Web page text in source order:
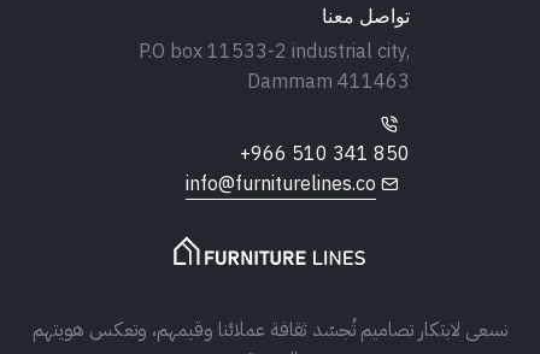
نسعى لابتكار تصاميم تُجسّد ثقافة عملائنا وقيمهم، وتعكس هويتهم
تواصل معنا
P.O box 11533-2 industrial city,
Dammam 411463
+966 510 341 850
info@furniturelines.co